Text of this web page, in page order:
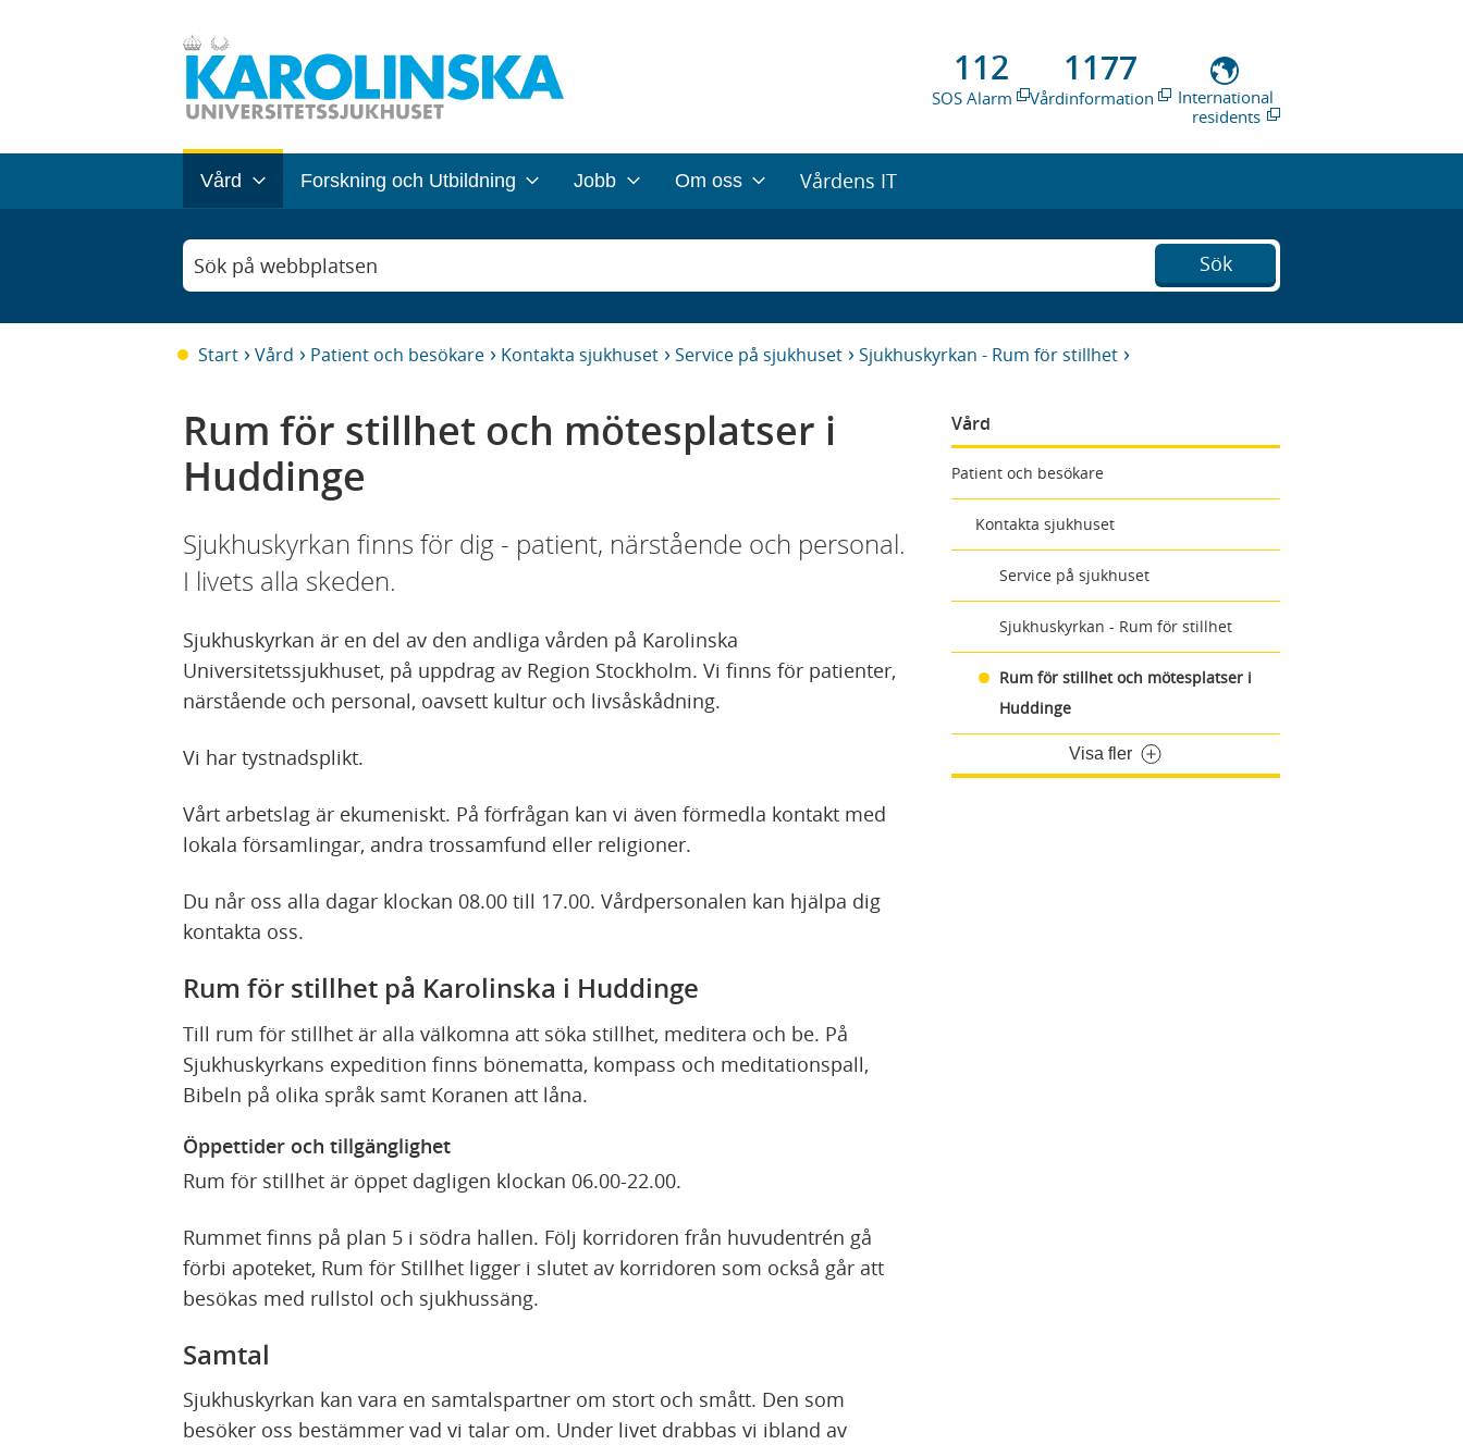
112
SOS Alarm
1177
Vårdinformation
International
residents
Vård Forskning och Utbildning Jobb Om oss Vårdens IT
Sök på webbplatsen Sök
Start Vård Patient och besökare Kontakta sjukhuset Service på sjukhuset Sjukhuskyrkan - Rum för stillhet
Vård
Patient och besökare
Kontakta sjukhuset
Service på sjukhuset
Sjukhuskyrkan - Rum för stillhet
Rum för stillhet och mötesplatser i
Huddinge
Visa fler
Rum för stillhet och mötesplatser i
Huddinge
Sjukhuskyrkan finns för dig - patient, närstående och personal.
I livets alla skeden.
Sjukhuskyrkan är en del av den andliga vården på Karolinska
Universitetssjukhuset, på uppdrag av Region Stockholm. Vi finns för patienter,
närstående och personal, oavsett kultur och livsåskådning.
Vi har tystnadsplikt.
Vårt arbetslag är ekumeniskt. På förfrågan kan vi även förmedla kontakt med
lokala församlingar, andra trossamfund eller religioner.
Du når oss alla dagar klockan 08.00 till 17.00. Vårdpersonalen kan hjälpa dig
kontakta oss.
Rum för stillhet på Karolinska i Huddinge
Till rum för stillhet är alla välkomna att söka stillhet, meditera och be. På
Sjukhuskyrkans expedition finns bönematta, kompass och meditationspall,
Bibeln på olika språk samt Koranen att låna.
Öppettider och tillgänglighet
Rum för stillhet är öppet dagligen klockan 06.00-22.00.
Rummet finns på plan 5 i södra hallen. Följ korridoren från huvudentrén gå
förbi apoteket, Rum för Stillhet ligger i slutet av korridoren som också går att
besökas med rullstol och sjukhussäng.
Samtal
Sjukhuskyrkan kan vara en samtalspartner om stort och smått. Den som
besöker oss bestämmer vad vi talar om. Under livet drabbas vi ibland av